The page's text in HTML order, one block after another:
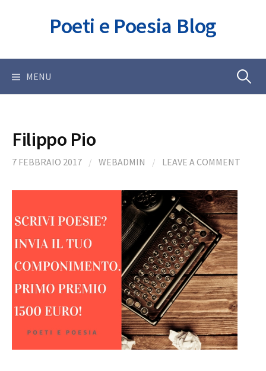
Poeti e Poesia Blog
MENU Ricerca
Filippo Pio
7 FEBBRAIO 2017 / WEBADMIN / LEAVE A COMMENT